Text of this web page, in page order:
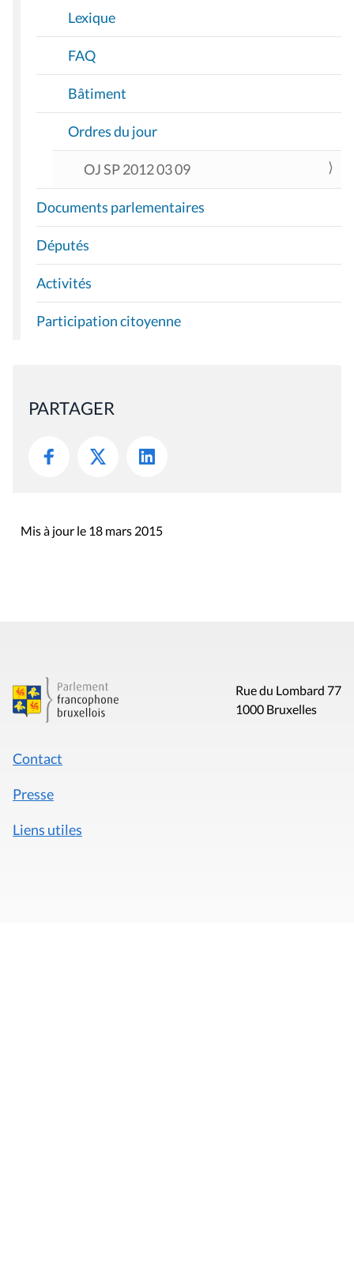
Lexique
FAQ
Bâtiment
Ordres du jour
OJ SP 2012 03 09
Documents parlementaires
Députés
Activités
Participation citoyenne
PARTAGER
Mis à jour le 18 mars 2015
Rue du Lombard 77
1000 Bruxelles
Contact
Presse
Liens utiles